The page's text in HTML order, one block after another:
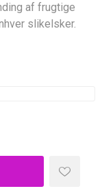
af frugtige
slikelsker.